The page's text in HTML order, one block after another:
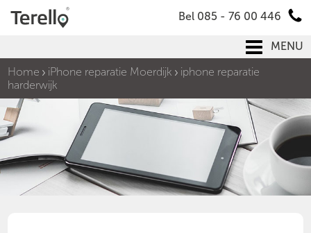
Bel 085 - 76 00 446
MENU
Home
iPhone reparatie Moerdijk
iphone reparatie
harderwijk